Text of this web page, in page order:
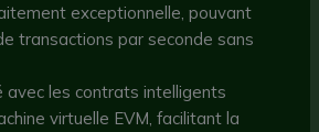
exceptionnelle, pouvant
transactions par seconde sans
les contrats intelligents
virtuelle EVM, facilitant la